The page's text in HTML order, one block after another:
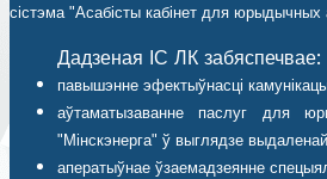
сістэма "Асабісты кабінет для
Дадзеная ІС ЛК забяспечвае:
павышэнне эфектыўнасці
аўтаматызаванне паслуг для
"Мінскэнерга" ў выглядзе
аператыўнае ўзаемадзеянне